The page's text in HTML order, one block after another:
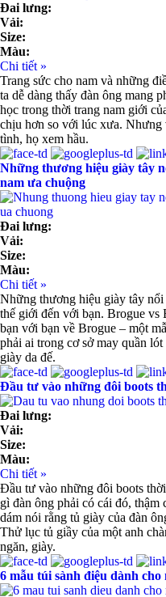
Đai lưng:
Vải:
Size:
Màu:
Chi tiết »
Trang sức cho nam và những
ta dễ dàng thấy đàn ông mang
học trong thời trang nam giới
chịu hơn so với lúc xưa.
tình, họ xem hầu.
Những thương hiệu giày tây
nam ưa chuộng
Đai lưng:
Vải:
Size:
Màu:
Chi tiết »
Những thương hiệu giày tây
thế giới đến với bạn. Brogue
bạn với bạn về Brogue – một
phải ai trong cơ sở may quần
giày da đế.
Đầu tư vào những đôi boots
Đai lưng:
Vải:
Size:
Màu:
Chi tiết »
Đầu tư vào những đôi boots
gì đàn ông phải có cái đó,
dám nói rằng tủ giày của đàn
Thử lục tủ giầy của một anh
ngăn, giày.
6 mẫu túi sành điệu dành